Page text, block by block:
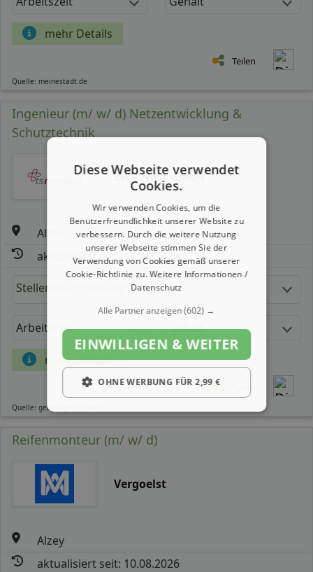
mehr Details
Teilen
Quelle: meinestadt.de
Ingenieur (m/ w/ d) Netzentwicklung &
Schutztechnik
EWR Netz GmbH
Alzey
aktualisiert seit: 10.08.2026
Stellenbeschreibung:
Arbeitszeit Gehalt
mehr Details
Quelle: germanpersonnel.de
Reifenmonteur (m/ w/ d)
Vergoelst
Alzey
aktualisiert seit: 10.08.2026
Diese Webseite verwendet
Cookies.
Wir verwenden Cookies, um die
Benutzerfreundlichkeit unserer Website zu
verbessern. Durch die weitere Nutzung
unserer Webseite stimmen Sie der
Verwendung von Cookies gemäß unserer
Cookie-Richtlinie zu.Weitere Informationen /
Datenschutz
Alle Partner anzeigen(602) →
EINWILLIGEN & WEITER
OHNE WERBUNG FÜR 2,99 €